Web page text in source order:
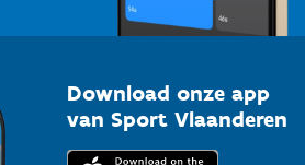
Download onze app
van Sport Vlaanderen